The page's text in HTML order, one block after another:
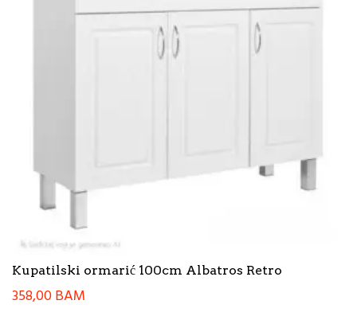
Kupatilski ormarić 100cm Albatros Retro
358,00BAM